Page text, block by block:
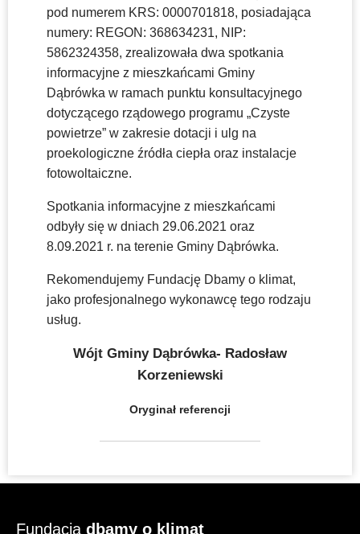
pod numerem KRS: 0000701818, posiadająca
numery: REGON: 368634231, NIP:
5862324358, zrealizowała dwa spotkania
informacyjne z mieszkańcami Gminy
Dąbrówka w ramach punktu konsultacyjnego
dotyczącego rządowego programu „Czyste
powietrze” w zakresie dotacji i ulg na
proekologiczne źródła ciepła oraz instalacje
fotowoltaiczne.
Spotkania informacyjne z mieszkańcami
odbyły się w dniach 29.06.2021 oraz
8.09.2021 r. na terenie Gminy Dąbrówka.
Rekomendujemy Fundację Dbamy o klimat,
jako profesjonalnego wykonawcę tego rodzaju
usług.
Wójt Gminy Dąbrówka- Radosław
Korzeniewski
Oryginał referencji
Fundacja dbamy o klimat